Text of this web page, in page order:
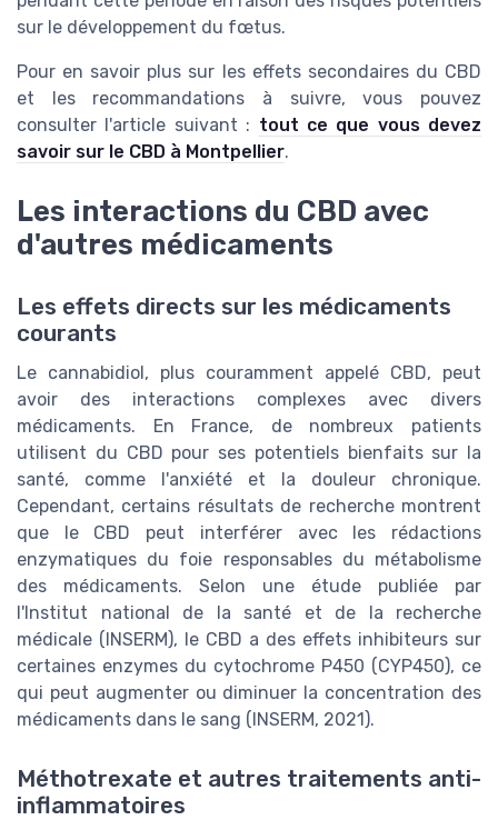
sur le développement du fœtus.
Pour en savoir plus sur les effets secondaires du CBD
et les recommandations à suivre, vous pouvez
consulter l'article suivant : tout ce que vous devez
savoir sur le CBD à Montpellier.
Les interactions du CBD avec
d'autres médicaments
Les effets directs sur les médicaments
courants
Le cannabidiol, plus couramment appelé CBD, peut
avoir des interactions complexes avec divers
médicaments. En France, de nombreux patients
utilisent du CBD pour ses potentiels bienfaits sur la
santé, comme l'anxiété et la douleur chronique.
Cependant, certains résultats de recherche montrent
que le CBD peut interférer avec les rédactions
enzymatiques du foie responsables du métabolisme
des médicaments. Selon une étude publiée par
l'Institut national de la santé et de la recherche
médicale (INSERM), le CBD a des effets inhibiteurs sur
certaines enzymes du cytochrome P450 (CYP450), ce
qui peut augmenter ou diminuer la concentration des
médicaments dans le sang (INSERM, 2021).
Méthotrexate et autres traitements anti-
inflammatoires